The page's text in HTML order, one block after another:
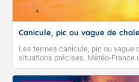
Canicule, pic ou vague de
Les termes canicule, pic ou vague
situations précises. Météo-France
climatologiques pour évaluer et
peuvent avoir des impacts